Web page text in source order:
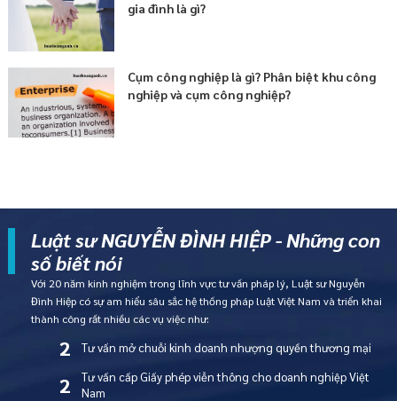
gia đình là gì?
Cụm công nghiệp là gì? Phân biệt khu công
nghiệp và cụm công nghiệp?
Luật sư NGUYỄN ĐÌNH HIỆP - Những con
số biết nói
Với 20 năm kinh nghiệm trong lĩnh vực tư vấn pháp lý, Luật sư Nguyễn
Đình Hiệp có sự am hiểu sâu sắc hệ thống pháp luật Việt Nam và triển khai
thành công rất nhiều các vụ việc như:
2 Tư vấn mở chuỗi kinh doanh nhượng quyền thương mại
2
Tư vấn cấp Giấy phép viễn thông cho doanh nghiệp Việt
Nam